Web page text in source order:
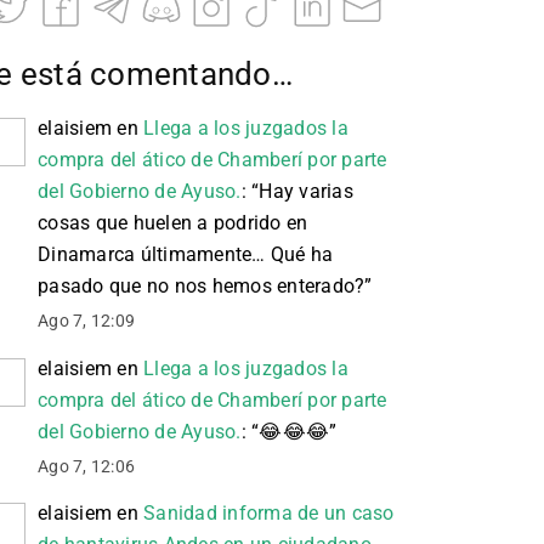
está comentando…
elaisiem en Llega a los juzgados la
compra del ático de Chamberí por parte
del Gobierno de Ayuso.: “Hay varias
cosas que huelen a podrido en
Dinamarca últimamente… Qué ha
pasado que no nos hemos enterado?”
Ago 7, 12:09
elaisiem en Llega a los juzgados la
compra del ático de Chamberí por parte
del Gobierno de Ayuso.: “😂 😂 😂”
Ago 7, 12:06
elaisiem en Sanidad informa de un caso